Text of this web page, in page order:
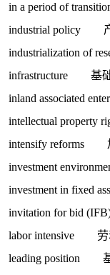
in a period of
industrial policy
industrialization of
infrastructure 基
inland associated
intellectual
intensify reforms
investment
investment in fixed
invitation for bid
labor intensive 劳
leading position